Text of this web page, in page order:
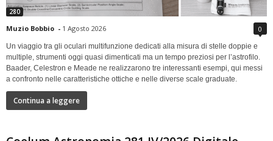
280
Muzio Bobbio - 1 Agosto 2026 0
Un viaggio tra gli oculari multifunzione dedicati alla misura di stelle doppie e
multiple, strumenti oggi quasi dimenticati ma un tempo preziosi per l’astrofilo.
Baader, Celestron e Meade ne realizzarono tre interessanti esempi, qui messi
a confronto nelle caratteristiche ottiche e nelle diverse scale graduate.
Continua a leggere